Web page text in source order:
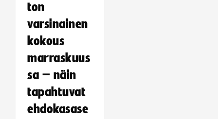
ton
varsinainen
kokous
marraskuus
sa – näin
tapahtuvat
ehdokasase